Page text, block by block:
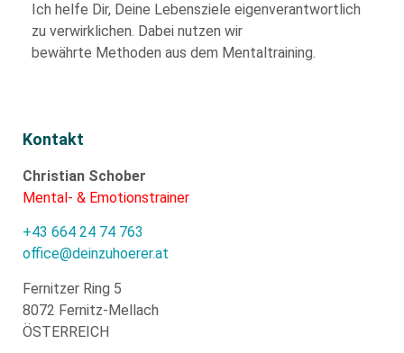
Ich helfe Dir, Deine Lebensziele eigenverantwortlich
zu verwirklichen. Dabei nutzen wir
bewährte Methoden aus dem Mentaltraining.
Kontakt
Christian Schober
Mental- & Emotionstrainer
+43 664 24 74 763
office@deinzuhoerer.at
Fernitzer Ring 5
8072 Fernitz-Mellach
ÖSTERREICH